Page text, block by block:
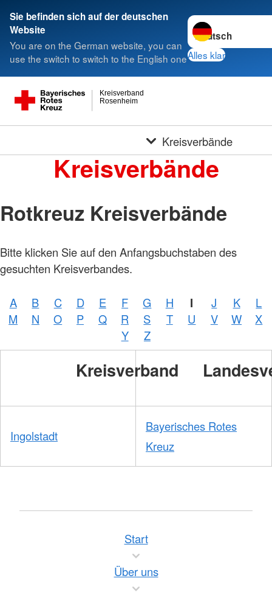
Sie befinden sich auf der deutschen
Website
You are on the German website, you can
use the switch to switch to the English one
Sprache wechseln
Alles klar
Rosenheim
Kreisverband
Kreisverbände
Kreisverbände
Rotkreuz Kreisverbände
Bitte klicken Sie auf den Anfangsbuchstaben des
gesuchten Kreisverbandes.
A B C D E F G H I J K
L
M
N O P Q R S T U V W
X
Y
Z
Kreisverband
Ingolstadt
Bayerisches Rotes
Kreuz
Start
Über uns